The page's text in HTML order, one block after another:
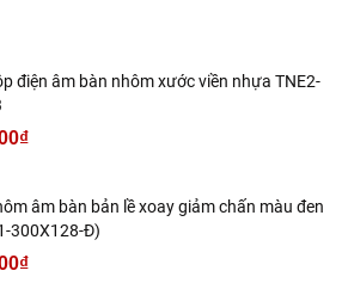
điện âm bàn nhôm xước viền nhựa TNE2-
âm bàn bản lề xoay giảm chấn màu đen
300X128-Đ)